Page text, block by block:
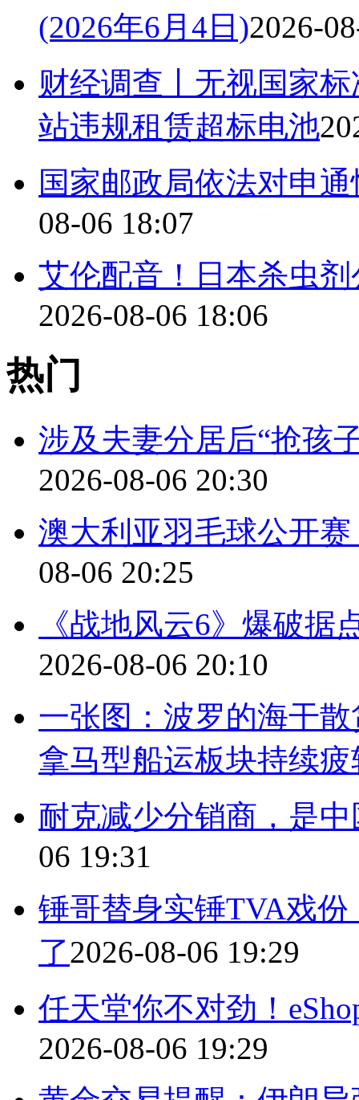
(2026年6月4日)2026-
财经调查丨无视国家
站违规租赁超标电池
国家邮政局依法对申
08-06 18:07
艾伦配音！日本杀虫
2026-08-06 18:06
热门
涉及夫妻分居后“抢孩
2026-08-06 20:30
澳大利亚羽毛球公开
08-06 20:25
《战地风云6》爆破
2026-08-06 20:10
一张图：波罗的海干
拿马型船运板块持续疲
耐克减少分销商，是
06 19:31
锤哥替身实锤TVA戏
了2026-08-06 19:29
任天堂你不对劲！
2026-08-06 19:29